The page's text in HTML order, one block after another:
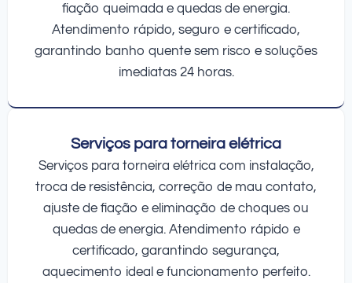
fiação queimada e quedas de energia.
Atendimento rápido, seguro e certificado,
garantindo banho quente sem risco e soluções
imediatas 24 horas.
Serviços para torneira elétrica
Serviços para torneira elétrica com instalação,
troca de resistência, correção de mau contato,
ajuste de fiação e eliminação de choques ou
quedas de energia. Atendimento rápido e
certificado, garantindo segurança,
aquecimento ideal e funcionamento perfeito.